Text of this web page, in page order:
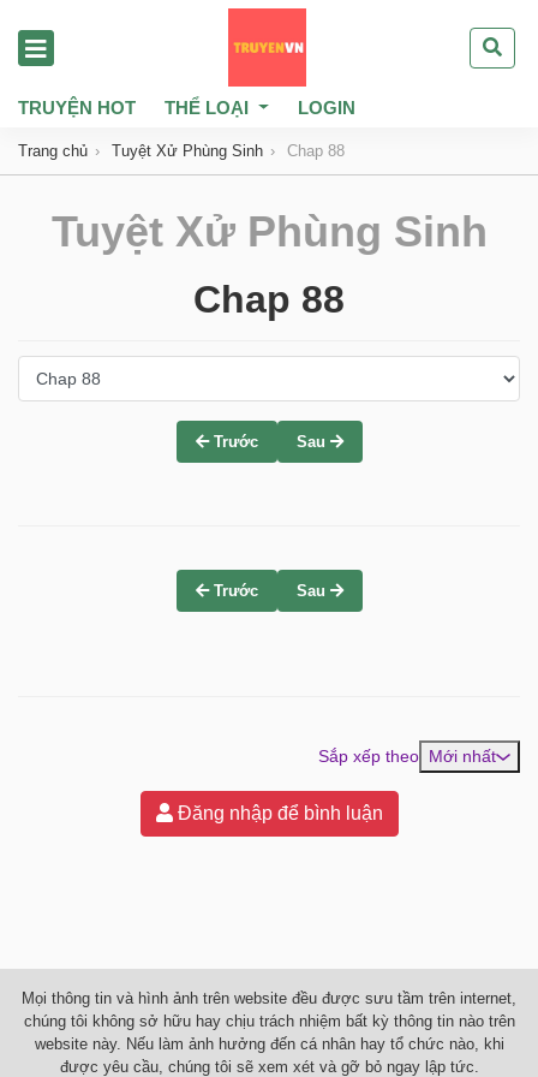
TRUYỆN HOT THỂ LOẠI LOGIN
Trang chủ Tuyệt Xử Phùng Sinh Chap 88
Tuyệt Xử Phùng Sinh
Chap 88
Trước Sau
Trước Sau
Sắp xếp theo Mới nhất
Đăng nhập để bình luận
Mọi thông tin và hình ảnh trên website đều được sưu tầm trên internet,
chúng tôi không sở hữu hay chịu trách nhiệm bất kỳ thông tin nào trên
website này. Nếu làm ảnh hưởng đến cá nhân hay tổ chức nào, khi
được yêu cầu, chúng tôi sẽ xem xét và gỡ bỏ ngay lập tức.